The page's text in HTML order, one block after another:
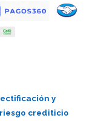
y
crediticio